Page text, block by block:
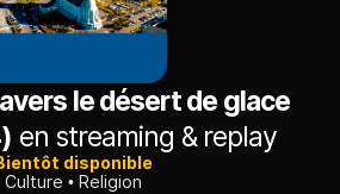
le désert de glace
en streaming & replay
disponible
Culture
Religion